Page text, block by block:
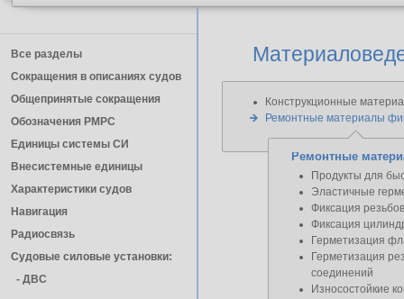
Все разделы
Сокращения в описаниях судов
Общепринятые сокращения
Обозначения РМРС
Единицы cистемы СИ
Внесистемные единицы
Характеристики судов
Навигация
Радиосвязь
Судовые силовые установки:
- ДВС
Конструкционные
Ремонтные материалы
Ремонтные
Продукты для
Эластичные
Фиксация
Фиксация
Герметизация
Герметизация
соединений
Износостойкие